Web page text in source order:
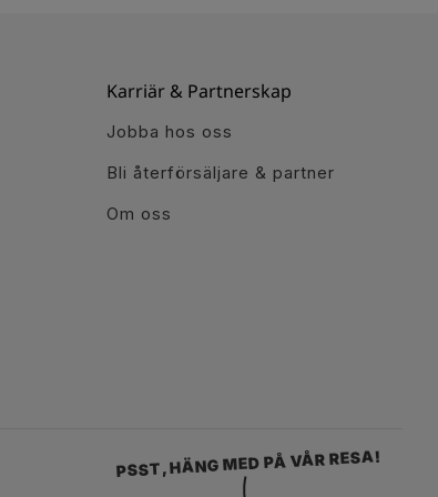
Karriär & Partnerskap
Jobba hos oss
Bli återförsäljare & partner
Om oss
PSST, HÄNG MED PÅ VÅR RESA!